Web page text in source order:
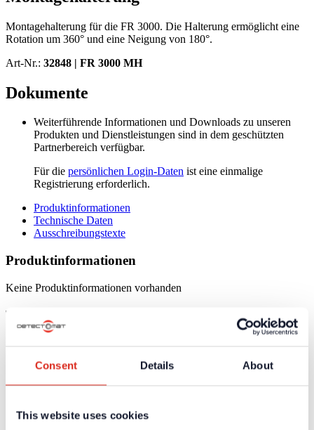
Consent Details About
This website uses cookies
Montagehalterung für die FR 3000. Die Halterung ermöglicht eine
Rotation um 360° und eine Neigung von 180°.
Art-Nr.: 32848 | FR 3000 MH
Dokumente
Weiterführende Informationen und Downloads zu unseren
Produkten und Dienstleistungen sind in dem geschützten
Partnerbereich verfügbar.
Für die persönlichen Login-Daten ist eine einmalige
Registrierung erforderlich.
Produktinformationen
Technische Daten
Ausschreibungstexte
Produktinformationen
Keine Produktinformationen vorhanden
Technische Daten
Zertifikate / Zulassungen
Produkten und Dienstleistungen sind in dem geschützten
Partnerbereich verfügbar.